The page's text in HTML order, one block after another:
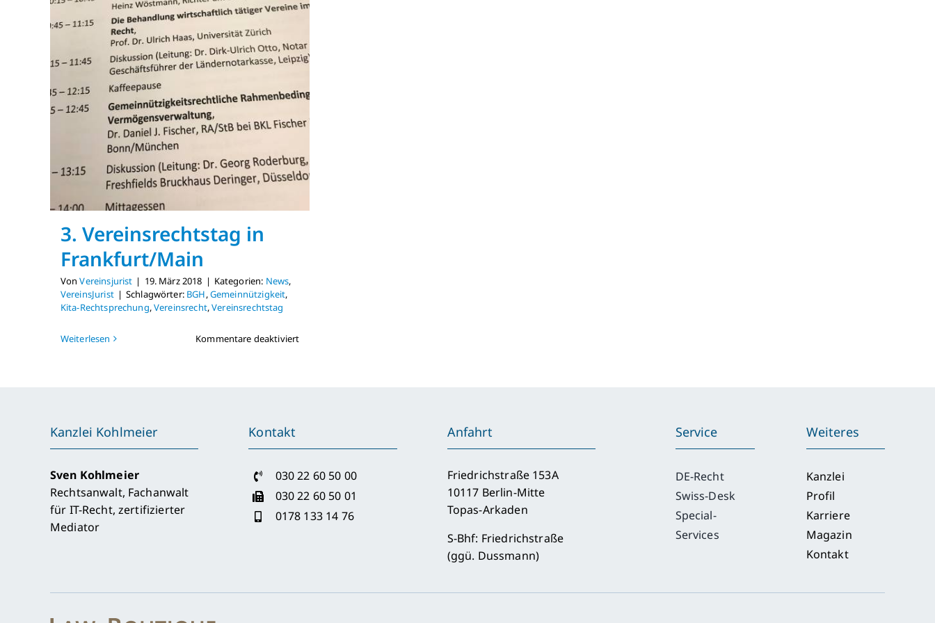
3. Vereinsrechtstag in
Frankfurt/Main
VonVereinsjurist | 19. März 2018 | Kategorien: News,
VereinsJurist | Schlagwörter: BGH,Gemeinnützigkeit,
Kita-Rechtsprechung,Vereinsrecht,Vereinsrechtstag
Weiterlesen Kommentare deaktiviertfür
Kanzlei Kohlmeier
Sven Kohlmeier
Rechtsanwalt, Fachanwalt
für IT-Recht, zertifizierter
Mediator
Kontakt
030 22 60 50 00
030 22 60 50 01
0178 133 14 76
Anfahrt
Friedrichstraße 153A
10117 Berlin-Mitte
Topas-Arkaden
S-Bhf: Friedrichstraße
(ggü. Dussmann)
Service
DE-Recht
Swiss-Desk
Special-
Services
Weiteres
Kanzlei
Profil
Karriere
Magazin
Kontakt